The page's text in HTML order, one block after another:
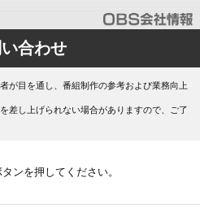
合わせ
が目を通し、番組制作の参考および業務向上
差し上げられない場合がありますので、ご了
ンを押してください。